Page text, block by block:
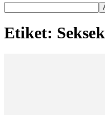
Etiket: Seksek